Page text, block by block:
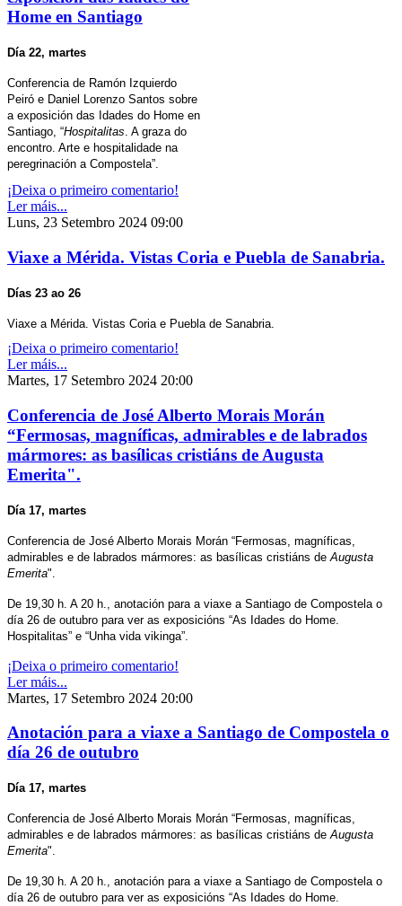
Home en Santiago
Día 22, martes
Conferencia de Ramón Izquierdo
Peiró e Daniel Lorenzo Santos sobre
a exposición das Idades do Home en
Santiago, “Hospitalitas . A graza do
encontro. Arte e hospitalidade na
peregrinación a Compostela”.
¡Deixa o primeiro comentario!
Ler máis...
Luns, 23 Setembro 2024 09:00
Viaxe a Mérida. Vistas Coria e Puebla de Sanabria.
Días 23 ao 26
Viaxe a Mérida. Vistas Coria e Puebla de Sanabria.
¡Deixa o primeiro comentario!
Ler máis...
Martes, 17 Setembro 2024 20:00
Conferencia de José Alberto Morais Morán
“Fermosas, magníficas, admirables e de labrados
mármores: as basílicas cristiáns de Augusta
Emerita".
Día 17, martes
Conferencia de José Alberto Morais Morán “Fermosas, magníficas,
admirables e de labrados mármores: as basílicas cristiáns de Augusta
Emerita".
De 19,30 h. A 20 h., anotación para a viaxe a Santiago de Compostela o
día 26 de outubro para ver as exposicións “As Idades do Home.
Hospitalitas” e “Unha vida vikinga”.
¡Deixa o primeiro comentario!
Ler máis...
Martes, 17 Setembro 2024 20:00
Anotación para a viaxe a Santiago de Compostela o
día 26 de outubro
Día 17, martes
Conferencia de José Alberto Morais Morán “Fermosas, magníficas,
admirables e de labrados mármores: as basílicas cristiáns deAugusta
Emerita".
De 19,30 h. A 20 h., anotación para a viaxe a Santiago de Compostela o
día 26 de outubro para ver as exposicións “As Idades do Home.